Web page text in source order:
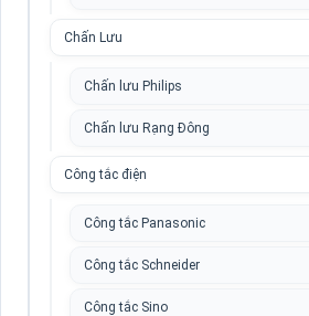
Chấn Lưu
Chấn lưu Philips
Chấn lưu Rạng Đông
Công tắc điện
Công tắc Panasonic
Công tắc Schneider
Công tắc Sino